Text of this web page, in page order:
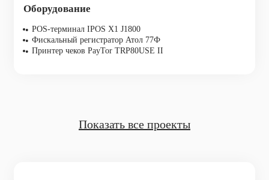
Оборудование
POS-терминал IPOS X1 J1800
Фискальный регистратор Атол 77Ф
Принтер чеков PayTor TRP80USE II
Показать все проекты